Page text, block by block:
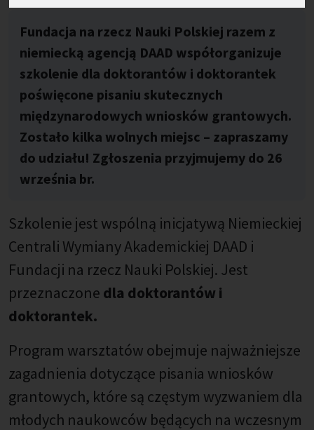
Fundacja na rzecz Nauki Polskiej razem z
niemiecką agencją DAAD współorganizuje
szkolenie dla doktorantów i doktorantek
poświęcone pisaniu skutecznych
międzynarodowych wniosków grantowych.
Zostało kilka wolnych miejsc – zapraszamy
do udziału! Zgłoszenia przyjmujemy do 26
września br.
Szkolenie jest wspólną inicjatywą Niemieckiej
Centrali Wymiany Akademickiej DAAD i
Fundacji na rzecz Nauki Polskiej. Jest
przeznaczone dla doktorantów i
doktorantek.
Program warsztatów obejmuje najważniejsze
zagadnienia dotyczące pisania wniosków
grantowych, które są częstym wyzwaniem dla
młodych naukowców będących na wczesnym